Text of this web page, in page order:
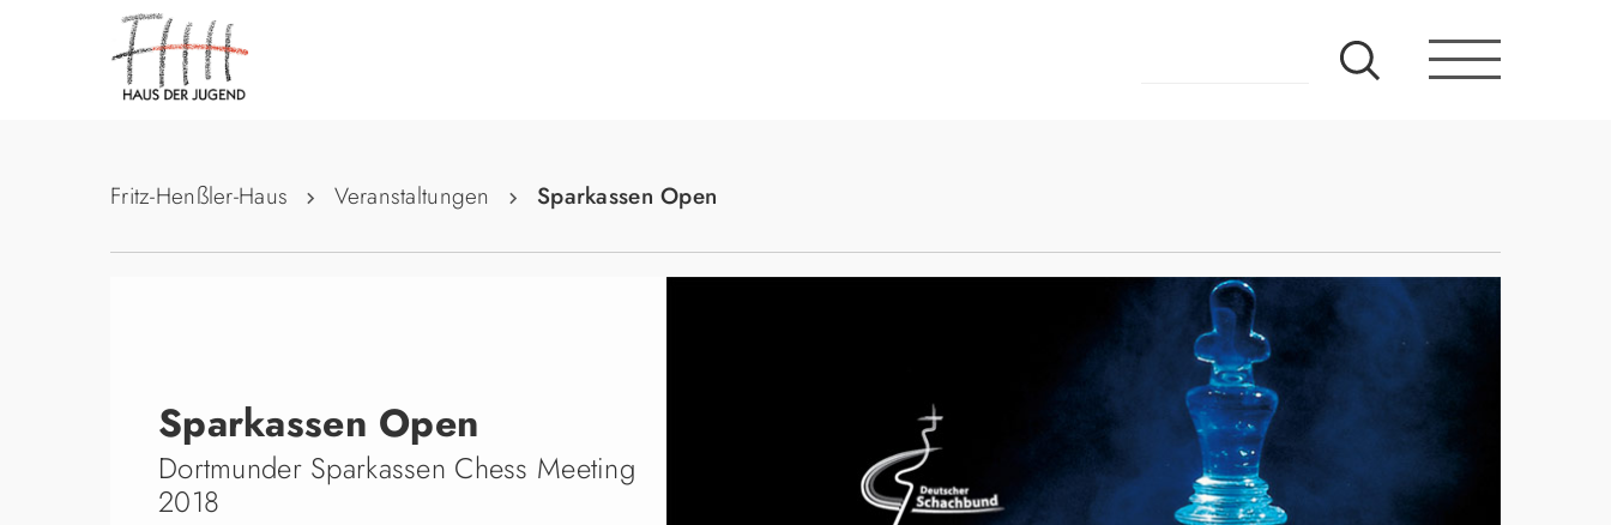
Fritz-Henßler-Haus Veranstaltungen Sparkassen Open
Sparkassen Open
Dortmunder Sparkassen Chess Meeting
2018